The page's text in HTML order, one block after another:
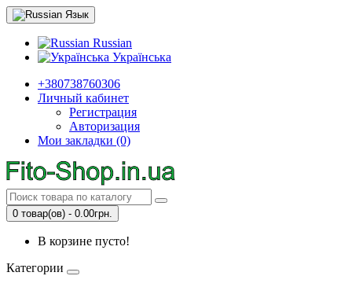
Язык
Russian
Українська
+380738760306
Личный кабинет
Регистрация
Авторизация
Мои закладки (0)
0 товар(ов) - 0.00грн.
В корзине пусто!
Категории